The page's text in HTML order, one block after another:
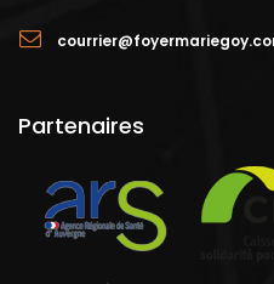
Partenaires